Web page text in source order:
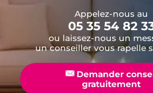
Appelez-nous au
05 35 54 82
ou laissez-nous un
un conseiller vous rapelle
📧Demander
gratuitement